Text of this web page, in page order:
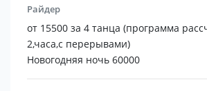
10. Морячки
11. Мамбо девочки ( с интерактивом)
12. Египет
13. Мажоретки
Райдер
от 15500 за 4 танца (программа
2,часа,с перерывами)
Новогодняя ночь 60000